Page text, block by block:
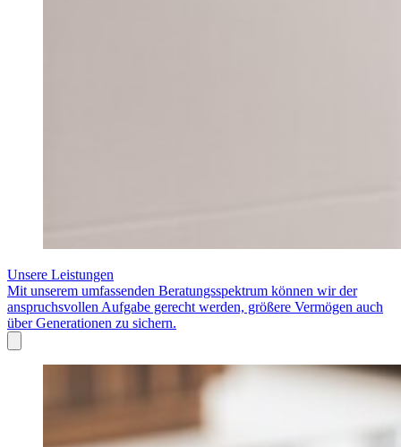
Unsere Leistungen
Mit unserem umfassenden Beratungsspektrum können wir der
anspruchsvollen Aufgabe gerecht werden, größere Vermögen auch
über Generationen zu sichern.